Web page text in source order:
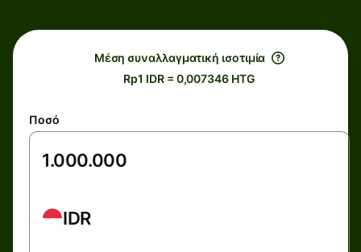
Μέση συναλλαγματική ισοτιμία
Rp1 IDR = 0,007346 HTG
Ποσό
IDR